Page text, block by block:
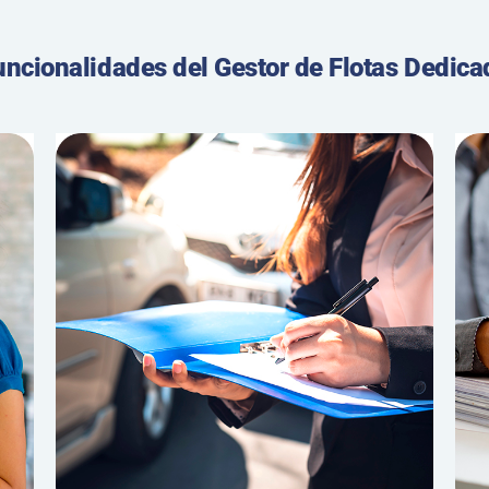
del Gestor de Flotas